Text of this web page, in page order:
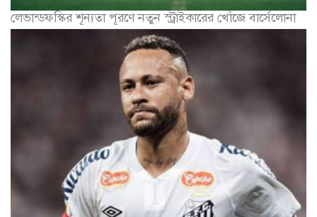
লেভান্ডফস্কির শূন্যতা পূরণে নতুন স্ট্রাইকারের খোঁজে বার্সেলোনা